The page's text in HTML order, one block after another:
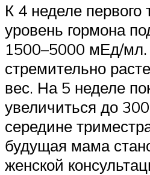
К 4 неделе первого
уровень гормона
1500–5000 мЕд/
стремительно
вес. На 5 неделе
увеличиться до
середине
будущая мама
женской